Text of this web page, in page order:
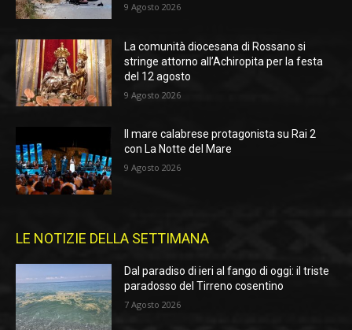
9 Agosto 2026
La comunità diocesana di Rossano si
stringe attorno all’Achiropita per la festa
del 12 agosto
9 Agosto 2026
Il mare calabrese protagonista su Rai 2
con La Notte del Mare
9 Agosto 2026
LE NOTIZIE DELLA SETTIMANA
Dal paradiso di ieri al fango di oggi: il triste
paradosso del Tirreno cosentino
7 Agosto 2026